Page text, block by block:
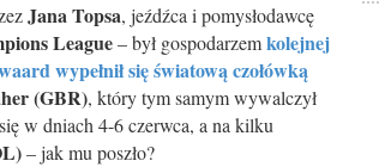
Jana Topsa, jeźdźca i pomysłodawcę
League– był gospodarzemkolejnej
wypełnił się światową czołówką
(GBR), który tym samym wywalczył
w dniach 4-6 czerwca, a na kilku
– jak mu poszło?